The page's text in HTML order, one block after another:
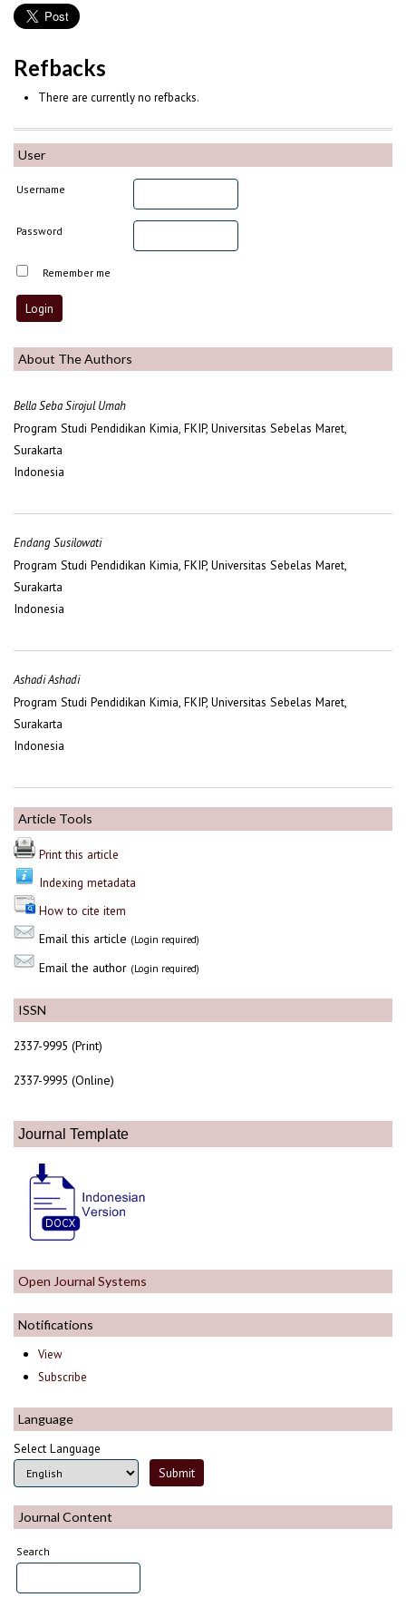
ISSN
2337-9995 (Print)
2337-9995 (Online)
Journal Template
Open Journal Systems
Notifications
View
Subscribe
Language
Select Language
Journal Content
Search
User
Username
Password
Remember me
About The Authors
Bella Seba Sirojul Umah
Program Studi Pendidikan Kimia, FKIP, Universitas Sebelas Maret,
Surakarta
Indonesia
Endang Susilowati
Program Studi Pendidikan Kimia, FKIP, Universitas Sebelas Maret,
Surakarta
Indonesia
Ashadi Ashadi
Program Studi Pendidikan Kimia, FKIP, Universitas Sebelas Maret,
Surakarta
Indonesia
Article Tools
Print this article
Indexing metadata
How to cite item
Email this article (Login required)
Email the author (Login required)
Refbacks
There are currently no refbacks.